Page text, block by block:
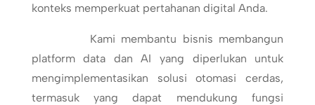
konteks memperkuat pertahanan digital Anda.
Kami membantu bisnis membangun
platform data dan AI yang diperlukan untuk
mengimplementasikan solusi otomasi cerdas,
termasuk yang dapat mendukung fungsi